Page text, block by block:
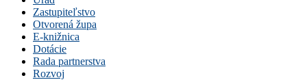
Zastupiteľstvo
Otvorená župa
E-knižnica
Dotácie
Rada partnerstva
Rozvoj